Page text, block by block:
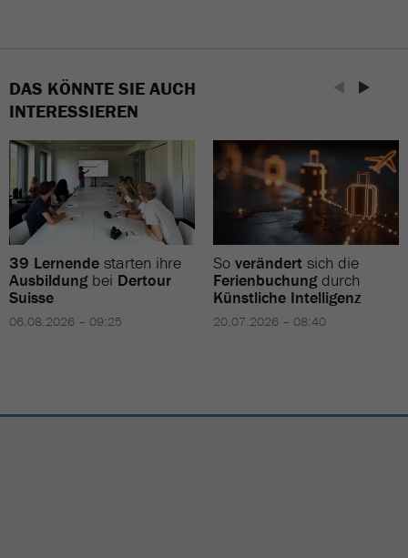
DAS KÖNNTE SIE AUCH
INTERESSIEREN
39 Lernende starten ihre
Ausbildungbei Dertour
Suisse
06.08.2026 – 09:25
So verändert sich die
Ferienbuchungdurch
Künstliche Intelligenz
20.07.2026 – 08:40